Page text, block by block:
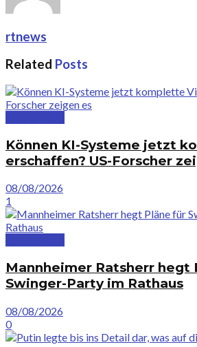
rtnews
Related Posts
Können KI-Systeme jetzt
erschaffen? US-Forscher
08/08/2026
1
Mannheimer Ratsherr hegt
Swinger-Party im Rathaus
08/08/2026
0